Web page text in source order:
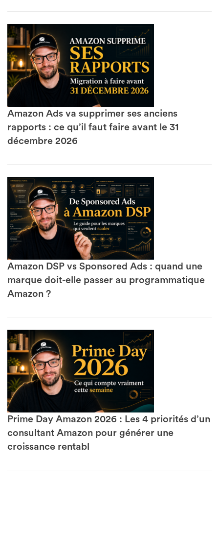
Amazon Ads va supprimer ses anciens
rapports : ce qu’il faut faire avant le 31
décembre 2026
Amazon DSP vs Sponsored Ads : quand une
marque doit-elle passer au programmatique
Amazon ?
Prime Day Amazon 2026 : Les 4 priorités d’un
consultant Amazon pour générer une
croissance rentabl